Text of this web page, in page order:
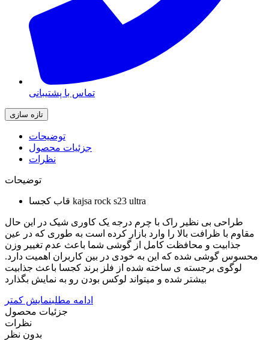
تماس با پشتیبانی
توضیحات
جزئیات محصول
نظرات
توضیحات
قاب کجسا kajsa rock s23 ultra
طراحی بی نظیر راک با چرم درجه یک کاوری شیک در این حال
مقاوم با ظرافت بالا را وارد بازار کرده است به طوری که در عین
جذابیت و محافظت کامل از گوشی شما باعث عدم تغییر وزن
محسوس گوشی شده که این به خودی در بین کاربران اهمیت دارد.
لوگوی برجسته ی ساخته شده از فلز برند کجسا باعث جذابیت
بیشتر شده و میتواند لوکس بودن رو به نمایش بگذارد
ادامه مطلبنمایش کمتر
جزئیات محصول
نظرات
بدون نظر